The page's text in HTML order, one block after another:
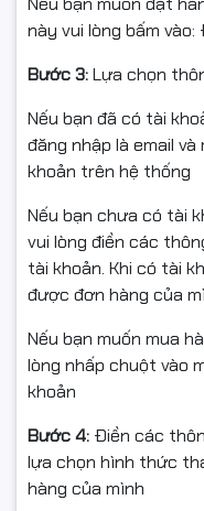
đặt và vận chuyển.
Ship COD toàn quốc
Giao hàng nhanh,
Thanh toán khi nhận
khách hàng.
Sản phẩm được đóng
lớp, bảo vệ tối đa.
Chính sách giá đặc
Hãy đến ngayHAN
Xerox P115/P115w/
nhất! Chúng tôi cam
vụ chu đáo nhất!
này vui lòng bấm
Bước 3:Lựa chọn
Nếu bạn đã có tài
đăng nhập là email
khoản trên hệ thống
Nếu bạn chưa có tài
vui lòng điền các
tài khoản. Khi có tài
được đơn hàng của
Nếu bạn muốn mua
lòng nhấp chuột vào
khoản
Bước 4: Điền các
lựa chọn hình thức
hàng của mình